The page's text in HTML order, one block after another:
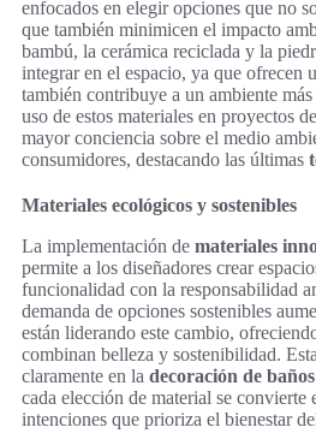
enfocados en elegir opciones que no
que también minimicen el impacto
bambú, la cerámica reciclada y la
integrar en el espacio, ya que ofrecen
también contribuye a un ambiente
uso de estos materiales en proyectos
mayor conciencia sobre el medio
consumidores, destacando las últimas
Materiales ecológicos y sostenibles
La implementación de materiales
permite a los diseñadores crear
funcionalidad con la responsabilidad
demanda de opciones sostenibles
están liderando este cambio,
combinan belleza y sostenibilidad.
claramente en la decoración de
cada elección de material se convierte
intenciones que prioriza el bienestar